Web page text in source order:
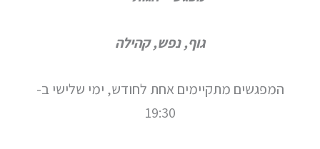
גוף, נפש, קהילה
המפגשים מתקיימים אחת לחודש, ימי שלישי ב-
19:30